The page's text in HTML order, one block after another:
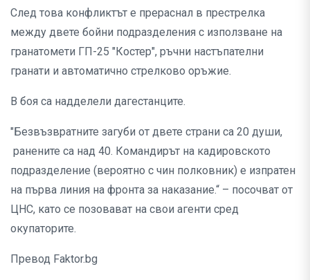
След това конфликтът е прераснал в престрелка
между двете бойни подразделения с използване на
гранатомети ГП-25 "Костер", ръчни настъпателни
гранати и автоматично стрелково оръжие.
В боя са надделели дагестанците.
"Безвъзвратните загуби от двете страни са 20 души,
ранените са над 40. Командирът на кадировското
подразделение (вероятно с чин полковник) е изпратен
на първа линия на фронта за наказание.“ – посочват от
ЦНС, като се позовават на свои агенти сред
окупаторите.
Превод Faktor.bg